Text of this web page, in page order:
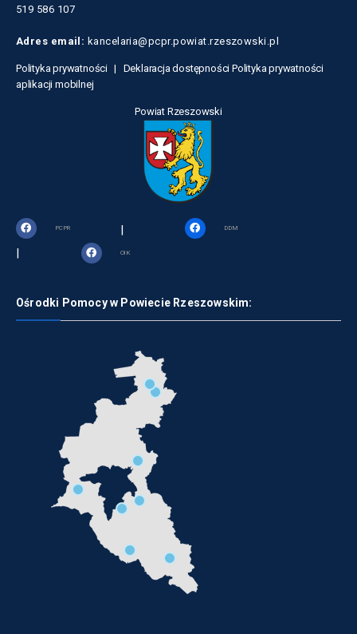
519 586 107
Adres email: kancelaria@pcpr.powiat.rzeszowski.pl
Polityka prywatności | Deklaracja dostępności Polityka prywatności
aplikacji mobilnej
Powiat Rzeszowski
PCPR | DDM
| OIK
Ośrodki Pomocy w Powiecie Rzeszowskim: